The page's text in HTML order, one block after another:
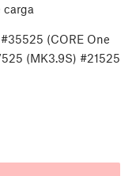
carga
(CORE One
(MK3.9S) #21525